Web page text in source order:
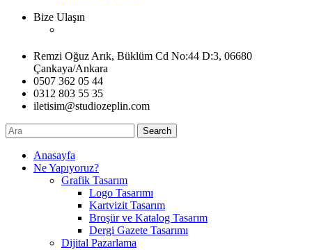
Bize Ulaşın
Remzi Oğuz Arık, Büklüm Cd No:44 D:3, 06680
Çankaya/Ankara
0507 362 05 44
0312 803 55 35
iletisim@studiozeplin.com
Search
Anasayfa
Ne Yapıyoruz?
Grafik Tasarım
Logo Tasarımı
Kartvizit Tasarım
Broşür ve Katalog Tasarım
Dergi Gazete Tasarımı
Dijital Pazarlama